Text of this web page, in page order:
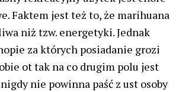
Faktem jest też to, że marihuana
niż tzw. energetyki. Jednak
za których posiadanie grozi
ot tak na co drugim polu jest
nie powinna paść z ust osoby